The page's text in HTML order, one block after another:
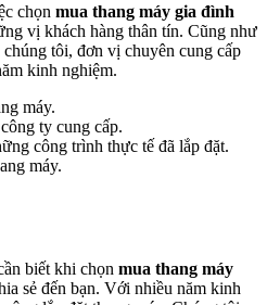
chọn mua thang máy gia đình
vị khách hàng thân tín. Cũng như
tôi, đơn vị chuyên cung cấp
kinh nghiệm.
máy.
ty cung cấp.
công trình thực tế đã lắp đặt.
máy.
biết khi chọn mua thang máy
sẻ đến bạn. Với nhiều năm kinh